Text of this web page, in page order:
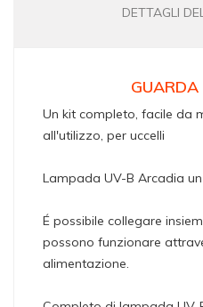
DETTAGLI
GUARDA
Un kit completo, facile da
all'utilizzo, per uccelli
Lampada UV-B Arcadia
É possibile collegare
possono funzionare
alimentazione.